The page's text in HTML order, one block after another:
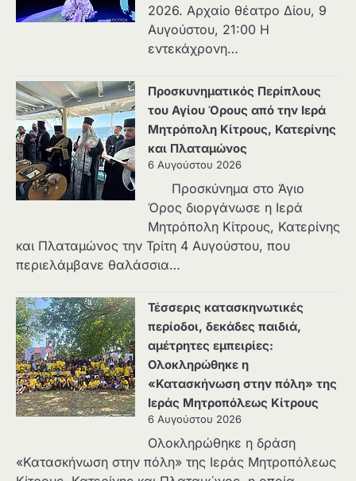
2026. Αρχαίο θέατρο Δίου, 9
Αυγούστου, 21:00 Η
εντεκάχρονη…
Προσκυνηματικός Περίπλους
του Αγίου Όρους από την Ιερά
Μητρόπολη Κίτρους, Κατερίνης
και Πλαταμώνος
6 Αυγούστου 2026
Προσκύνημα στο Άγιο
Όρος διοργάνωσε η Ιερά
Μητρόπολη Κίτρους, Κατερίνης
και Πλαταμώνος την Τρίτη 4 Αυγούστου, που
περιελάμβανε θαλάσσια…
Τέσσερις κατασκηνωτικές
περίοδοι, δεκάδες παιδιά,
αμέτρητες εμπειρίες:
Ολοκληρώθηκε η
«Κατασκήνωση στην πόλη» της
Ιεράς Μητροπόλεως Κίτρους
6 Αυγούστου 2026
Ολοκληρώθηκε η δράση
«Κατασκήνωση στην πόλη» της Ιεράς Μητροπόλεως